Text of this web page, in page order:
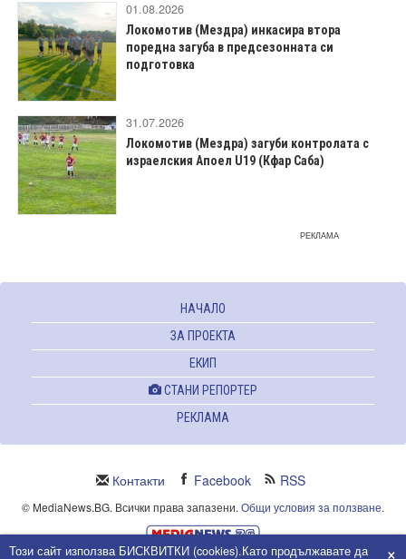
01.08.2026
Локомотив (Мездра) инкасира втора
поредна загуба в предсезонната си
подготовка
31.07.2026
Локомотив (Мездра) загуби контролата с
израелския Апоел U19 (Кфар Саба)
РЕКЛАМА
НАЧАЛО
ЗА ПРОЕКТА
ЕКИП
СТАНИ РЕПОРТЕР
РЕКЛАМА
Контакти Facebook RSS
© MediaNews.BG. Всички права запазени. Общи условия за ползване.
Powered and owned by Intersat Ltd.
Този сайт използва БИСКВИТКИ (cookies).Като продължавате да
×